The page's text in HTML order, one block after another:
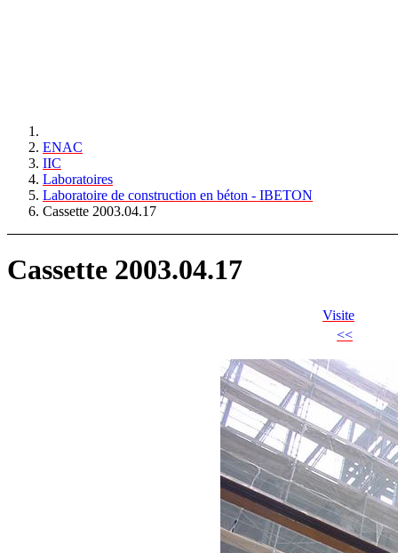
ENAC
IIC
Laboratoires
Laboratoire de construction en béton - IBETON
Cassette 2003.04.17
Cassette 2003.04.17
Visite
<<